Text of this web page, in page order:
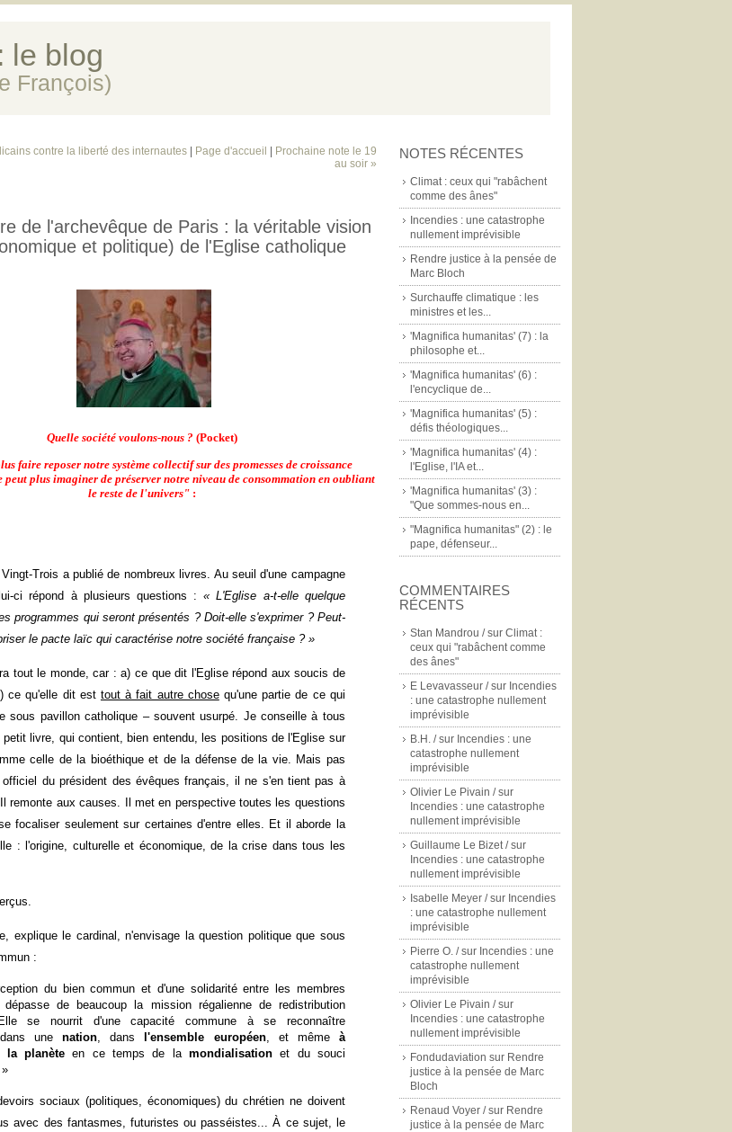
le blog
François)
NOTES RÉCENTES
Climat : ceux qui "rabâchent
comme des ânes"
Incendies : une catastrophe
nullement imprévisible
Rendre justice à la pensée de
Marc Bloch
Surchauffe climatique : les
ministres et les...
'Magnifica humanitas' (7) : la
philosophe et...
'Magnifica humanitas' (6) :
l'encyclique de...
'Magnifica humanitas' (5) :
défis théologiques...
'Magnifica humanitas' (4) :
l'Eglise, l'IA et...
'Magnifica humanitas' (3) :
"Que sommes-nous en...
"Magnifica humanitas" (2) : le
pape, défenseur...
COMMENTAIRES
RÉCENTS
Stan Mandrou /sur Climat :
ceux qui "rabâchent comme
des ânes"
E Levavasseur /sur Incendies
: une catastrophe nullement
imprévisible
B.H. /sur Incendies : une
catastrophe nullement
imprévisible
Olivier Le Pivain /sur
Incendies : une catastrophe
nullement imprévisible
Guillaume Le Bizet /sur
Incendies : une catastrophe
nullement imprévisible
Isabelle Meyer /sur Incendies
: une catastrophe nullement
imprévisible
Pierre O. /sur Incendies : une
catastrophe nullement
imprévisible
Olivier Le Pivain /sur
Incendies : une catastrophe
nullement imprévisible
Fondudaviation sur Rendre
justice à la pensée de Marc
Bloch
Renaud Voyer /sur Rendre
justice à la pensée de Marc
contre la liberté des internautes Page d'accueil
Prochaine note le 19
au soir »
de l'archevêque de Paris : la véritable vision
et politique) de l'Eglise catholique
Quelle société voulons-nous ? (Pocket)
faire reposer notre système collectif sur des promesses de croissance
peut plus imaginer de préserver notre niveau de consommation en oubliant
le reste de l'univers" :
Vingt-Trois a publié de nombreux livres. Au seuil d'une campagne
ci répond à plusieurs questions : « L'Eglise a-t-elle quelque
programmes qui seront présentés ? Doit-elle s'exprimer ? Peut-
le pacte laïc qui caractérise notre société française ? »
tout le monde, car : a) ce que dit l'Eglise répond aux soucis de
ce qu'elle dit est tout à fait autre chosequ'une partie de ce qui
sous pavillon catholique – souvent usurpé. Je conseille à tous
livre, qui contient, bien entendu, les positions de l'Eglise sur
celle de la bioéthique et de la défense de la vie. Mais pas
du président des évêques français, il ne s'en tient pas à
remonte aux causes. Il met en perspective toutes les questions
focaliser seulement sur certaines d'entre elles. Et il aborde la
: l'origine, culturelle et économique, de la crise dans tous les
explique le cardinal, n'envisage la question politique que sous
:
du bien commun et d'une solidarité entre les membres
dépasse de beaucoup la mission régalienne de redistribution
se nourrit d'une capacité commune à se reconnaître
unenation , dans l'ensemble européen, et même à
la planèteen ce temps de la mondialisationet du souci
sociaux (politiques, économiques) du chrétien ne doivent
avec des fantasmes, futuristes ou passéistes... À ce sujet, le